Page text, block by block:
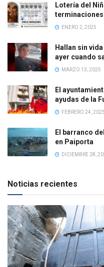
Lotería del
ENERO 2, 2025
Hallan sin
ayer cuando
MARZO 13, 2025
El
ayudas de la
FEBRERO 24, 2025
El barranco
en Paiporta
DICIEMBRE 28,
Noticias recientes